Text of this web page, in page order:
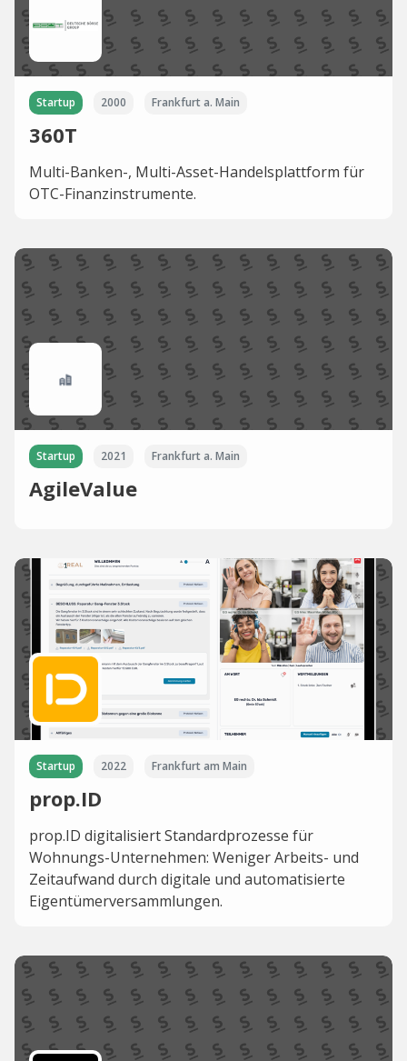
Startup 2000 Frankfurt a. Main
360T
Multi-Banken-, Multi-Asset-Handelsplattform für
OTC-Finanzinstrumente.
Startup 2021 Frankfurt a. Main
AgileValue
Startup 2022 Frankfurt am Main
prop.ID
prop.ID digitalisiert Standardprozesse für
Wohnungs-Unternehmen: Weniger Arbeits- und
Zeitaufwand durch digitale und automatisierte
Eigentümerversammlungen.